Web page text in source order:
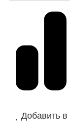
Добавить